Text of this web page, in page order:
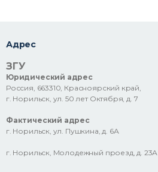
Адрес
ЗГУ
Юридический адрес
Россия, 663310, Красноярский край,
г. Норильск, ул. 50 лет Октября, д. 7
Фактический адрес
г. Норильск, ул. Пушкина, д. 6А
г. Норильск, Молодежный проезд, д. 23А